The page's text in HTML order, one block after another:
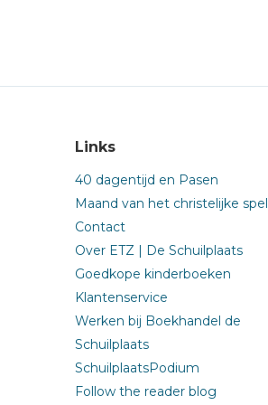
Links
40 dagentijd en Pasen
Maand van het christelijke spel
Contact
Over ETZ | De Schuilplaats
Goedkope kinderboeken
Klantenservice
Werken bij Boekhandel de
Schuilplaats
SchuilplaatsPodium
Follow the reader blog